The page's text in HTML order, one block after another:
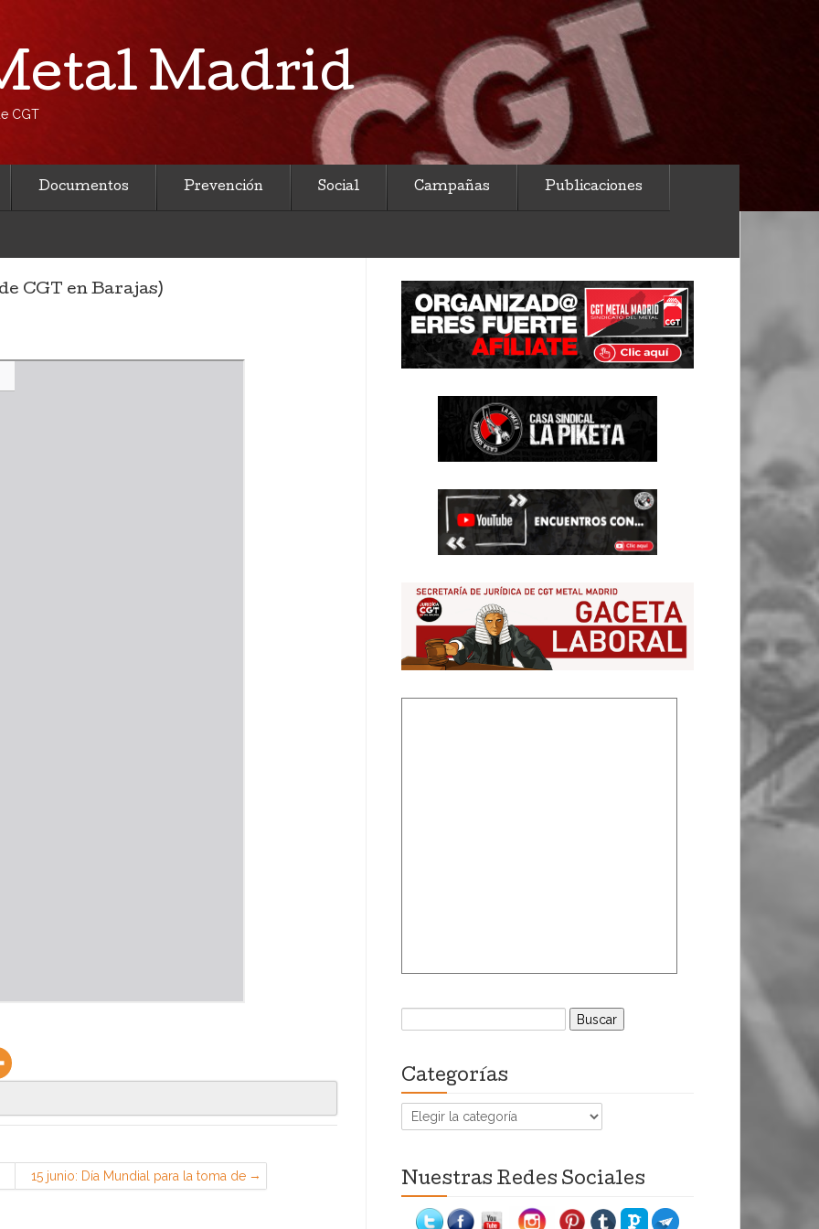
Madrid
CGT
Documentos Prevención Social Campañas Publicaciones
CGT en Barajas)
15 junio: Día Mundial para la toma de
conciencia del abuso y maltrato en
Buscar:
Categorías
Categorías
Nuestras Redes Sociales